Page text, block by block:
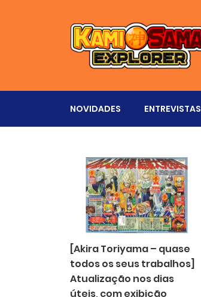
NOVIDADES ENTREVISTAS
[Akira Toriyama – quase
todos os seus trabalhos]
Atualização nos dias
úteis, com exibição